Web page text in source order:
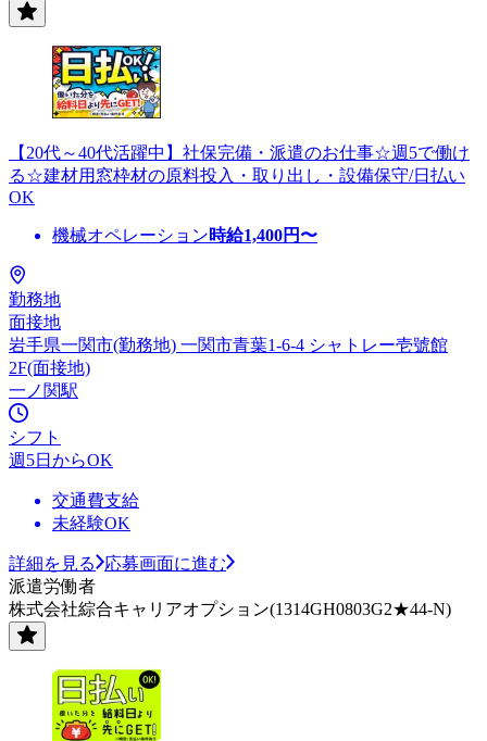
【20代～40代活躍中】社保完備・派遣のお仕事☆週5で働け
る☆建材用窓枠材の原料投入・取り出し・設備保守/日払い
OK
機械オペレーション時給1,400円〜
勤務地
面接地
岩手県一関市(勤務地) 一関市青葉1-6-4 シャトレー壱號館
2F(面接地)
一ノ関駅
シフト
週5日からOK
交通費支給
未経験OK
詳細を見る
応募画面に進む
派遣労働者
株式会社綜合キャリアオプション(1314GH0803G2★44-N)